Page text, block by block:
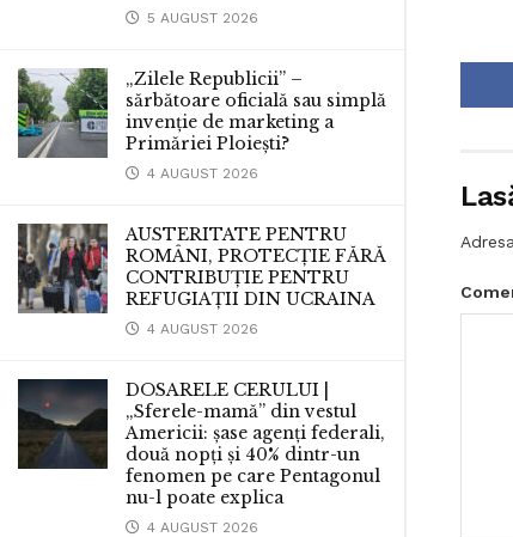
5 AUGUST 2026
„Zilele Republicii” –
sărbătoare oficială sau simplă
invenție de marketing a
Primăriei Ploiești?
4 AUGUST 2026
AUSTERITATE PENTRU
ROMÂNI, PROTECȚIE FĂRĂ
CONTRIBUȚIE PENTRU
REFUGIAȚII DIN UCRAINA
4 AUGUST 2026
DOSARELE CERULUI |
„Sferele-mamă” din vestul
Americii: șase agenți federali,
două nopți și 40% dintr-un
fenomen pe care Pentagonul
nu-l poate explica
4 AUGUST 2026